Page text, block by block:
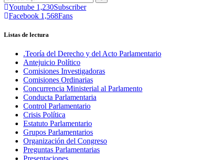
Youtube 1,230Subscriber
Facebook 1,568Fans
Listas de lectura
.Teoría del Derecho y del Acto Parlamentario
Antejuicio Político
Comisiones Investigadoras
Comisiones Ordinarias
Concurrencia Ministerial al Parlamento
Conducta Parlamentaria
Control Parlamentario
Crisis Política
Estatuto Parlamentario
Grupos Parlamentarios
Organización del Congreso
Preguntas Parlamentarias
Presentaciones